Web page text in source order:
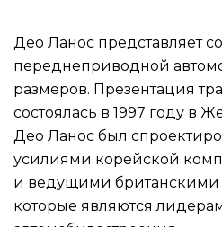
Део Ланос представляет
переднеприводной
размеров. Презентация
состоялась в 1997 году в
Део Ланос был
усилиями корейской
и ведущими британскими
которые являются